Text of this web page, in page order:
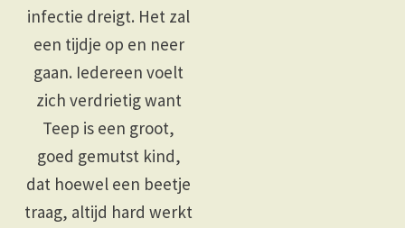
infectie dreigt. Het zal
een tijdje op en neer
gaan. Iedereen voelt
zich verdrietig want
Teep is een groot,
goed gemutst kind,
dat hoewel een beetje
traag, altijd hard werkt